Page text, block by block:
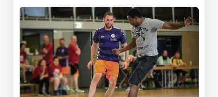
être
physique
et
mental
Tournoi
de
sport
2019